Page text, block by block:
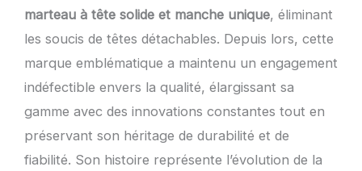
marteau à tête solide et manche unique, éliminant
les soucis de têtes détachables. Depuis lors, cette
marque emblématique a maintenu un engagement
indéfectible envers la qualité, élargissant sa
gamme avec des innovations constantes tout en
préservant son héritage de durabilité et de
fiabilité. Son histoire représente l’évolution de la